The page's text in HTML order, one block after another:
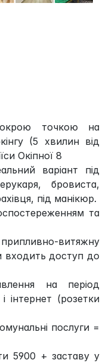
точкою на
(5 хвилин від
Окіпної 8
варіант під
бровиста,
під манікюр.
та
витяжну
входить доступ до
на період
інтернет (розетки
послуги =
5900 + заставу у